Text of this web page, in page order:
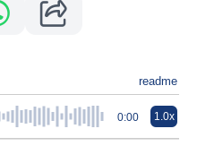
readme
0:00 1.0x